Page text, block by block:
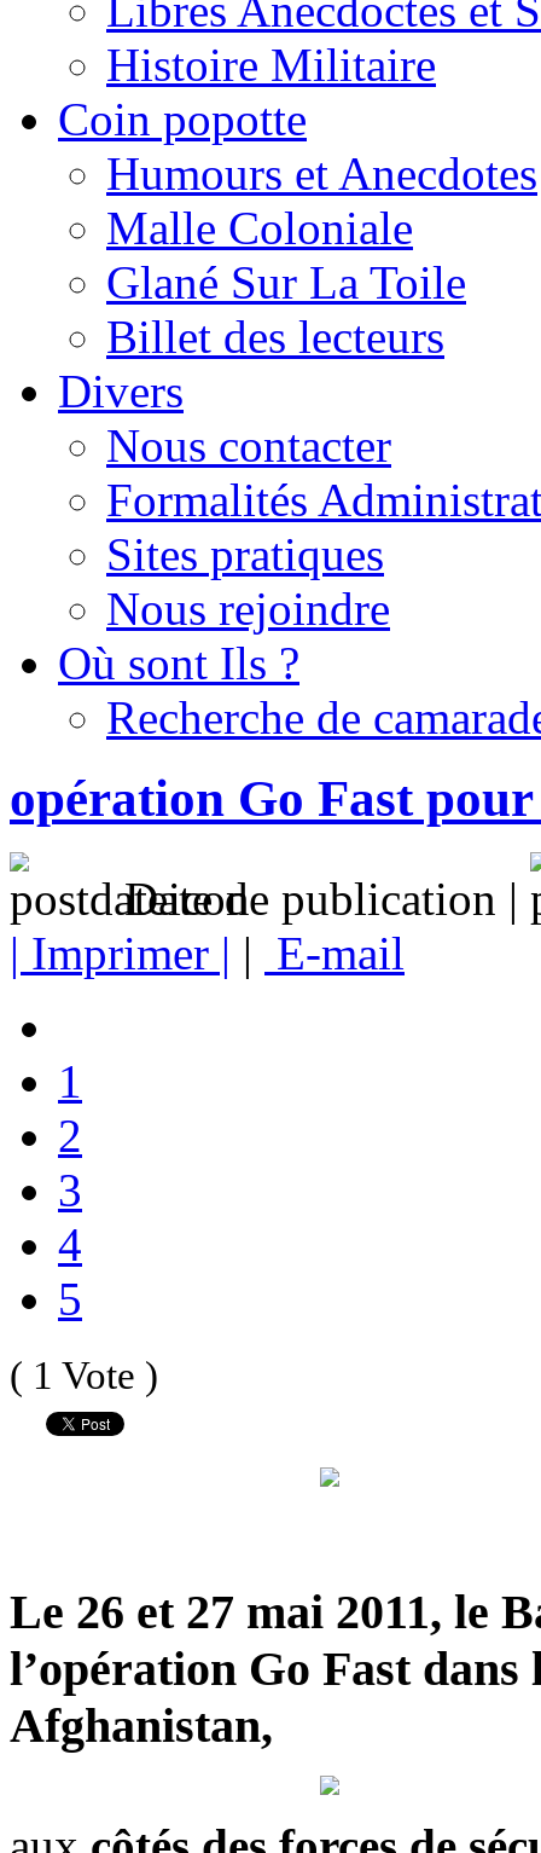
Histoire Militaire
Coin popotte
Humours et Anecdotes
Malle Coloniale
Glané Sur La Toile
Billet des lecteurs
Divers
Nous contacter
Formalités
Sites pratiques
Nous rejoindre
Où sont Ils ?
Recherche de
opération Go Fast
Date de publication |
| Imprimer | | E-mail
1
2
3
4
5
( 1 Vote )
Le 26 et 27 mai 2011, le
l’opération Go Fast
Afghanistan,